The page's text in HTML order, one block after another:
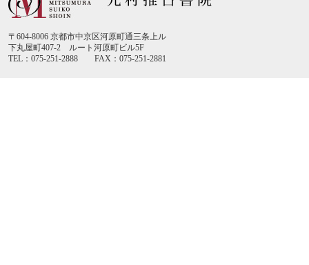
〒604-8006 京都市中京区河原町通三条上ル
下丸屋町407-2 ルート河原町ビル5F
TEL：075-251-2888 FAX：075-251-2881